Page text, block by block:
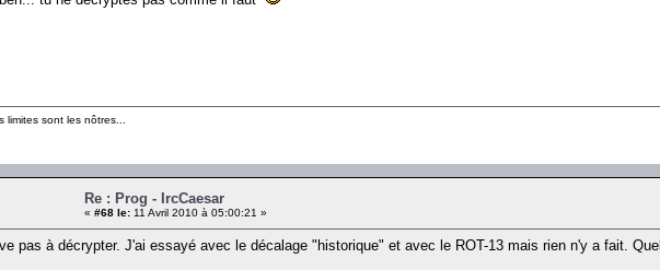
limites sont les nôtres...
Re : Prog - IrcCaesar
« #68 le: 11 Avril 2010 à 05:00:21 »
pas à décrypter. J'ai essayé avec le décalage "historique" et avec le ROT-13 mais rien n'y a fait.